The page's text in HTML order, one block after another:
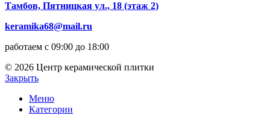
Тамбов, Пятницкая ул., 18 (этаж 2)
keramika68@mail.ru
работаем с 09:00 до 18:00
© 2026 Центр керамической плитки
Закрыть
Меню
Категории